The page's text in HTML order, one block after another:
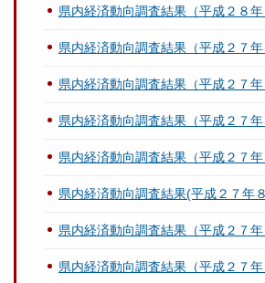
県内経済動向調査結果（平成２８年
県内経済動向調査結果（平成２７年
県内経済動向調査結果（平成２７年
県内経済動向調査結果（平成２７年
県内経済動向調査結果（平成２７年
県内経済動向調査結果(平成２７年
県内経済動向調査結果（平成２７年
県内経済動向調査結果（平成２７年